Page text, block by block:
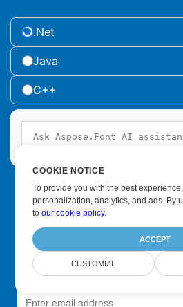
Ask Aspose.Font
.Net
Java
C++
Subscribe to Aspose
Get monthly newsletters & offers
mailbox.
COOKIE NOTICE
To provide you with the best
personalization, analytics, and ads. By
toour cookie policy.
ACCEPT
CUSTOMIZE